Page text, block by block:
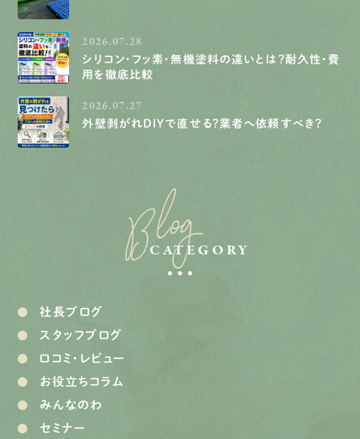
2026.07.28
シリコン・フッ素・無機塗料の違いとは？耐久性・費
用を徹底比較
2026.07.27
外壁剥がれDIYで直せる？業者へ依頼すべき？
Blog
CATEGORY
社長ブログ
スタッフブログ
口コミ・レビュー
お役立ちコラム
みんなのわ
セミナー